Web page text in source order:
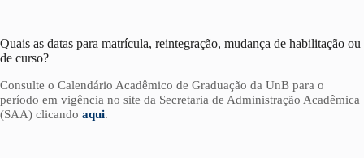
Quais as datas para matrícula, reintegração, mudança de habilitação ou
de curso?
Consulte o Calendário Acadêmico de Graduação da UnB para o
período em vigência no site da Secretaria de Administração Acadêmica
(SAA) clicando aqui.